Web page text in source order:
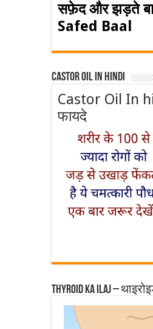
सफ़ेद और झड़ते
Safed Baal
Castor Oil In Hindi
Castor Oil In
फायदे
Thyroid ka ilaj –